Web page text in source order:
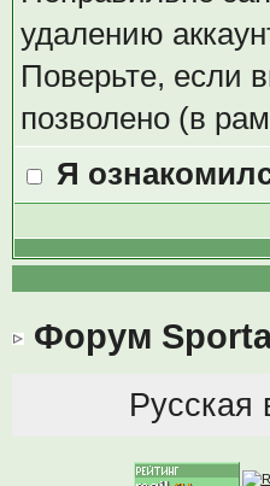
удалению
Поверьте, если
позволено (в
Я
Форум
Русская